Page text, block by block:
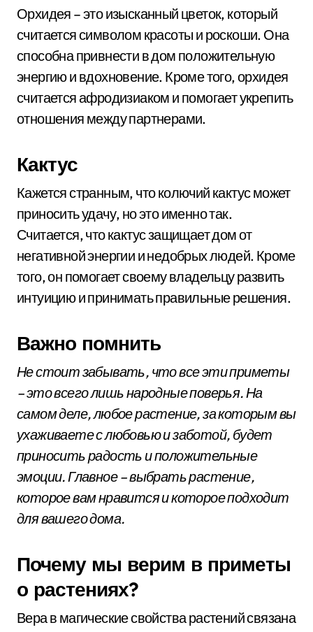
Орхидея – это изысканный цветок, который
считается символом красоты и роскоши. Она
способна привнести в дом положительную
энергию и вдохновение. Кроме того, орхидея
считается афродизиаком и помогает укрепить
отношения между партнерами.
Кактус
Кажется странным, что колючий кактус может
приносить удачу, но это именно так.
Считается, что кактус защищает дом от
негативной энергии и недобрых людей. Кроме
того, он помогает своему владельцу развить
интуицию и принимать правильные решения.
Важно помнить
Не стоит забывать, что все эти приметы
– это всего лишь народные поверья. На
самом деле, любое растение, за которым вы
ухаживаете с любовью и заботой, будет
приносить радость и положительные
эмоции. Главное – выбрать растение,
которое вам нравится и которое подходит
для вашего дома.
Почему мы верим в приметы
о растениях?
Вера в магические свойства растений связана